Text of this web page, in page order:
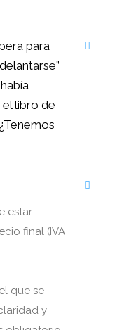
para
libro de
estar
final (IVA
que se
y